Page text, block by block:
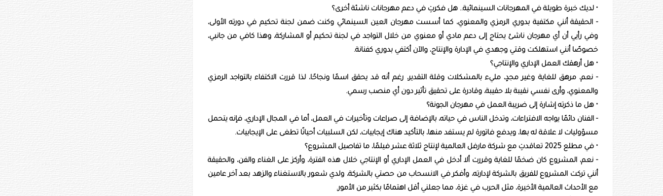
• لديك خبرة طويلة في المهرجانات السينمائية.. هل فكرتِ في دعم مهرجانات ناشئة أخرى؟
- الحقيقة أنني مكتفية بدوري الرمزي والمعنوي، كما أسست مهرجان العين السينمائي وكنت ضمن لجنة تحكيم في دورته الأولى،
وفي رأيي أن أي مهرجان ناشئ يحتاج إلى دعم مادي أو معنوي من خلال التواجد في لجنة تحكيم أو المشاركة، وهذا كافي من جانبي،
خصوصًا أنني استهلكت وقتي وجهدي في الإدارة والإنتاج، والآن أكتفي بدوري كفنانة.
• هل أرهقك العمل الإداري والإنتاجي؟
- نعم، مرهق للغاية وغير مجدٍ، مليء بالمشكلات وقلة التقدير، رغم أنه قد يحقق اسمًا ونجاحًا، لذا قررت الاكتفاء بالتواجد الرمزي
والمعنوي، وأرى نفسي نقيبة بلا حقيبة، وقادرة على تحقيق تأثير دون أي منصب رسمي.
• هل ما ذكرته إشارة إلى ضريبة العمل في مهرجان الجونة؟
- الفنان دائمًا يواجه الافتراءات، وتدخل الناس في حياته، بالإضافة إلى صراعات وتأخيرات في العمل، أما في المجال الإداري، فإنه يتحمل
مسؤوليات لا علاقة له بها، ويدفع فاتورة لم يستفد منها، بالتأكيد هناك إيجابيات، لكن السلبيات أحيانًا تطغى على الإيجابيات.
• في مطلع 2025 تعاقدتِ مع شركة مارفل العالمية لإنتاج ثلاثة عشر فيلمًا، ما تفاصيل المشروع؟
- نعم، المشروع كان ضخمًا للغاية وقررت ألا أدخل في العمل الإداري أو الإنتاجي خلال هذه الفترة، وأركز على الغناء والفن، والحقيقة
أنني تركت المشروع للفريق بالشركة لإدارته، وأفكر في الانسحاب من حصتي بالشركة، ولدي شعور بالاستغناء والزهد بعد آخر عامين
مع الأحداث العالمية الأخيرة، مثل الحرب في غزة، مما جعلني أقل اهتمامًا بكثير من الأمور.